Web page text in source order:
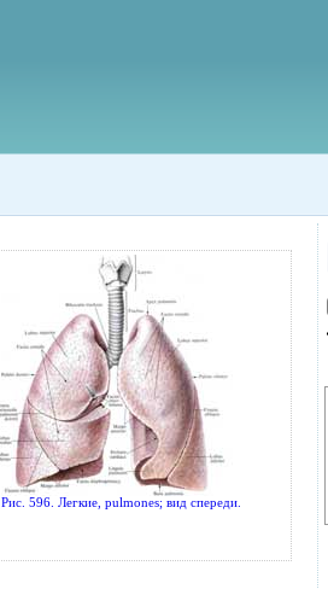
Рис. 596. Легкие, pulmones; вид спереди.